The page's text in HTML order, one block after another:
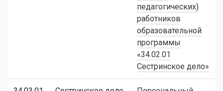
педагогических)
работников
образовательной
программы
«34.02.01
Сестринское дело»